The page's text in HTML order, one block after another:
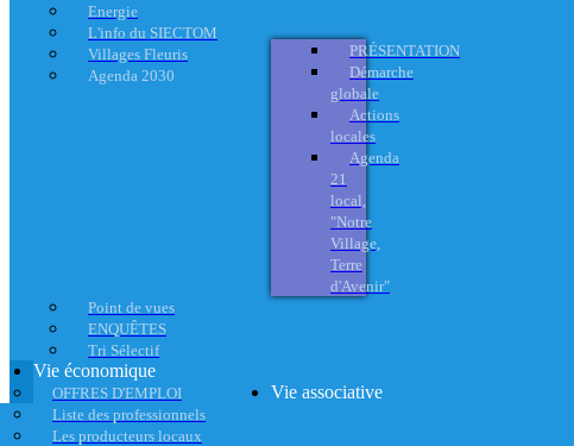
Energie
L'info du SIECTOM
Villages Fleuris
Agenda 2030
PRÉSENTATION
Démarche
globale
Actions
locales
Agenda
21
local,
"Notre
Village,
Terre
d'Avenir"
Point de vues
ENQUÊTES
Tri Sélectif
Vie économique
OFFRES D'EMPLOI
Liste des professionnels
Les producteurs locaux
Vie associative